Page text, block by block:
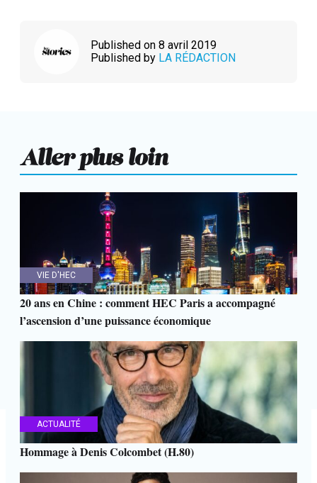
Published on 8 avril 2019
Published by LA RÉDACTION
Aller plus loin
VIE D'HEC
20 ans en Chine : comment HEC Paris a accompagné
l’ascension d’une puissance économique
ACTUALITÉ
Hommage à Denis Colcombet (H.80)